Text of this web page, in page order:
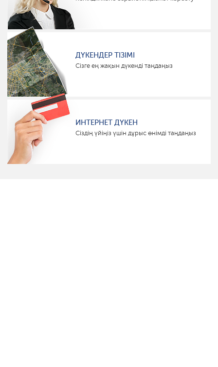
ДҮКЕНДЕР ТІЗІМІ
Сізге ең жақын дүкенді таңдаңыз
ИНТЕРНЕТ ДҮКЕН
Сіздің үйіңіз үшін дұрыс өнімді таңдаңыз